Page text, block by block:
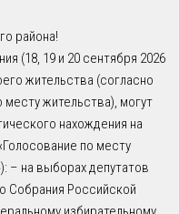
района!
(18, 19 и 20 сентября 2026
жительства (согласно
жительства), могут
нахождения на
по месту
– на выборах депутатов
Собрания Российской